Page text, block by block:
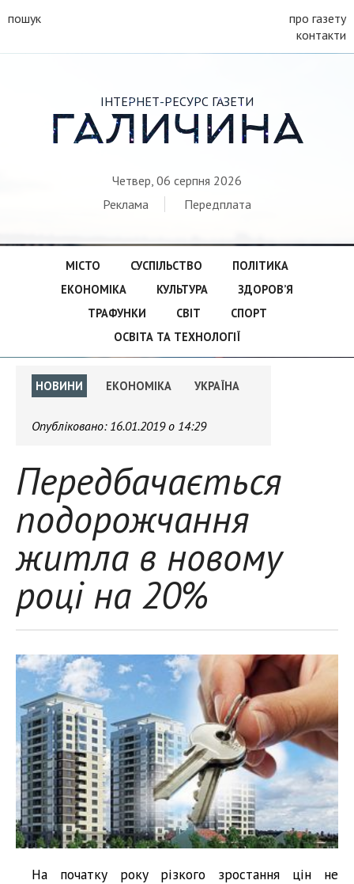
пошук
про газету
контакти
ІНТЕРНЕТ-РЕСУРС ГАЗЕТИ
ГАЛИЧИНА
Четвер, 06 серпня 2026
Реклама
Передплата
МІСТО СУСПІЛЬСТВО
ПОЛІТИКА
ЕКОНОМІКА
КУЛЬТУРА
ЗДОРОВ’Я
ТРАФУНКИ
СВІТ
СПОРТ
ОСВІТА ТА ТЕХНОЛОГІЇ
НОВИНИ ЕКОНОМІКА УКРАЇНА
Опубліковано: 16.01.2019 о 14:29
Передбачається
подорожчання
житла в новому
році на 20%
На початку року різкого зростання цін не